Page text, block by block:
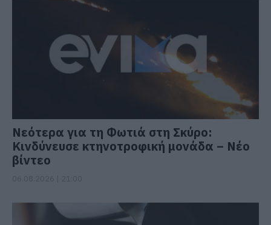
Νεότερα για τη Φωτιά στη Σκύρο:
Κινδύνευσε κτηνοτροφική μονάδα – Νέο
βίντεο